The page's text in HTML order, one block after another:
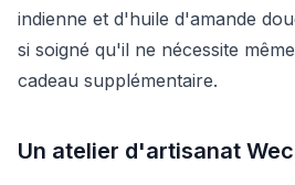
indienne et d'huile d'amande
si soigné qu'il ne nécessite
cadeau supplémentaire.
Un atelier d'artisanat